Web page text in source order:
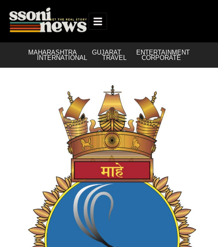
MAHARASHTRA GUJARAT ENTERTAINMENT
INTERNATIONAL TRAVEL CORPORATE